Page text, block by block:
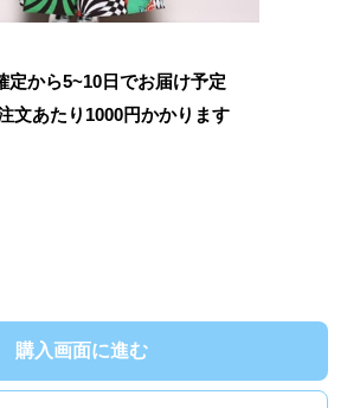
定から5~10日でお届け予定
文あたり 1000円かかります
購入画面に進む